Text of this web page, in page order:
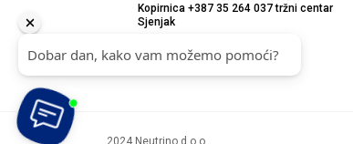
Kopirnica +387 35 264 037 tržni centar
Sjenjak
2024 Neutrino d.o.o.